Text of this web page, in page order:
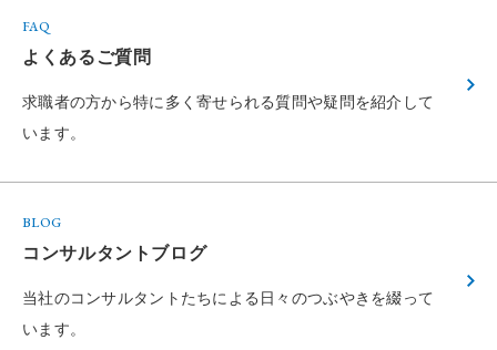
FAQ
よくあるご質問
求職者の方から特に多く寄せられる質問や疑問を紹介して
います。
BLOG
コンサルタントブログ
当社のコンサルタントたちによる 日々のつぶやきを綴って
います。